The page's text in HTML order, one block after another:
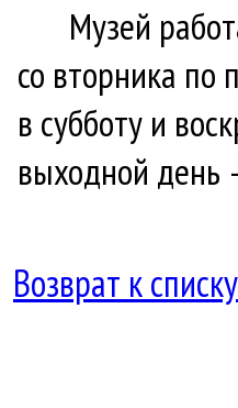
Музей
со вторника по
в субботу и
выходной день
Возврат к списку